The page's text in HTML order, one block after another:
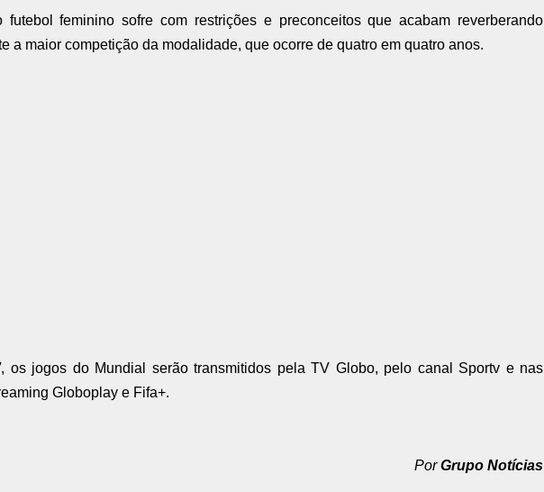
futebol feminino sofre com restrições e preconceitos que acabam reverberando
a maior competição da modalidade, que ocorre de quatro em quatro anos.
os jogos do Mundial serão transmitidos pela TV Globo, pelo canal Sportv e nas
Globoplay e Fifa+.
PorGrupo Notícias